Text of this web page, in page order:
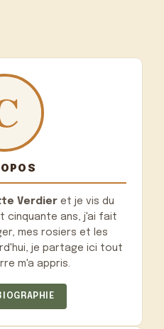
Verdier et je vis du
cinquante ans, j'ai fait
mes rosiers et les
je partage ici tout
m'a appris.